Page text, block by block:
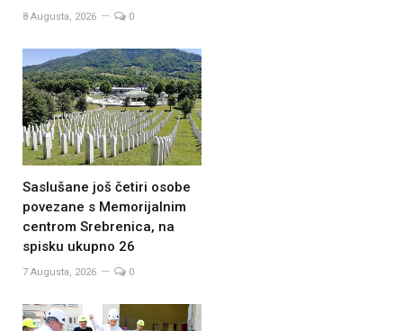
8 Augusta, 2026 0
Saslušane još četiri osobe
povezane s Memorijalnim
centrom Srebrenica, na
spisku ukupno 26
7 Augusta, 2026 0